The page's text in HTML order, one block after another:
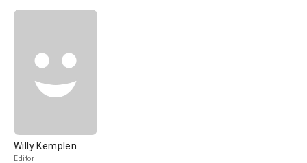
Willy Kemplen
Editor